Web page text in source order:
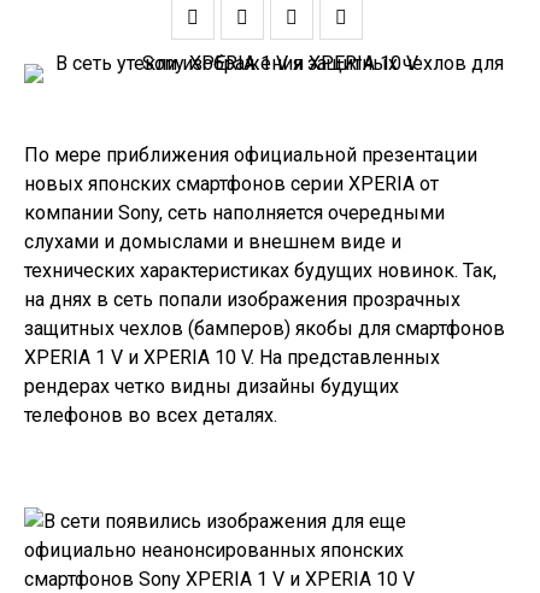
По мере приближения официальной презентации
новых японских смартфонов серии XPERIA от
компании Sony, сеть наполняется очередными
слухами и домыслами и внешнем виде и
технических характеристиках будущих новинок. Так,
на днях в сеть попали изображения прозрачных
защитных чехлов (бамперов) якобы для смартфонов
XPERIA 1 V и XPERIA 10 V. На представленных
рендерах четко видны дизайны будущих
телефонов во всех деталях.